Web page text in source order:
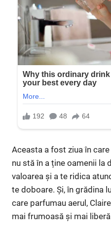
Aceasta a fost ziua în
nu stă în a ține oamenii la
valoarea și a te ridica
te doboare. Și, în grădina
care parfumau aerul,
mai frumoasă și mai